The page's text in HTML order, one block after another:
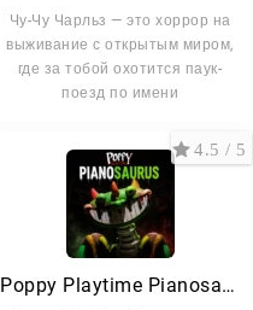
Чу-Чу Чарльз — это хоррор на
выживание с открытым миром,
где за тобой охотится паук-
поезд по имени
Poppy Playtime Pianosaurus
4.5 / 5